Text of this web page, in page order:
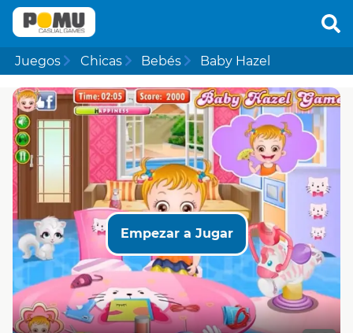
Juegos Chicas Bebés Baby Hazel
Empezar a Jugar